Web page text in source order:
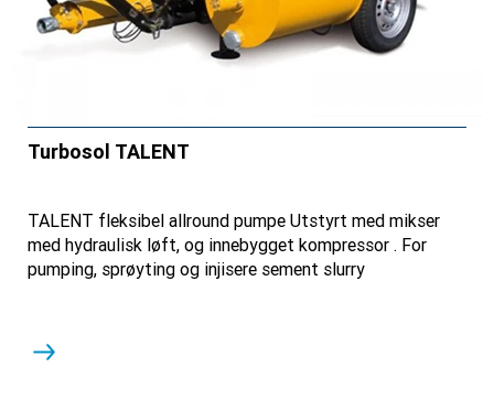
Turbosol TALENT
TALENT fleksibel allround pumpe Utstyrt med mikser
med hydraulisk løft, og innebygget kompressor . For
pumping, sprøyting og injisere sement slurry